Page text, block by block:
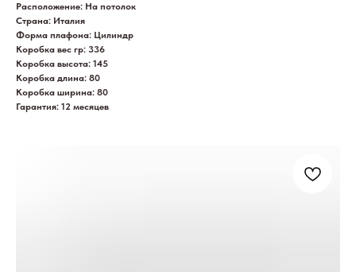
Расположение: На потолок
Страна: Италия
Форма плафона: Цилиндр
Коробка вес гр: 336
Коробка высота: 145
Коробка длина: 80
Коробка ширина: 80
Гарантия: 12 месяцев